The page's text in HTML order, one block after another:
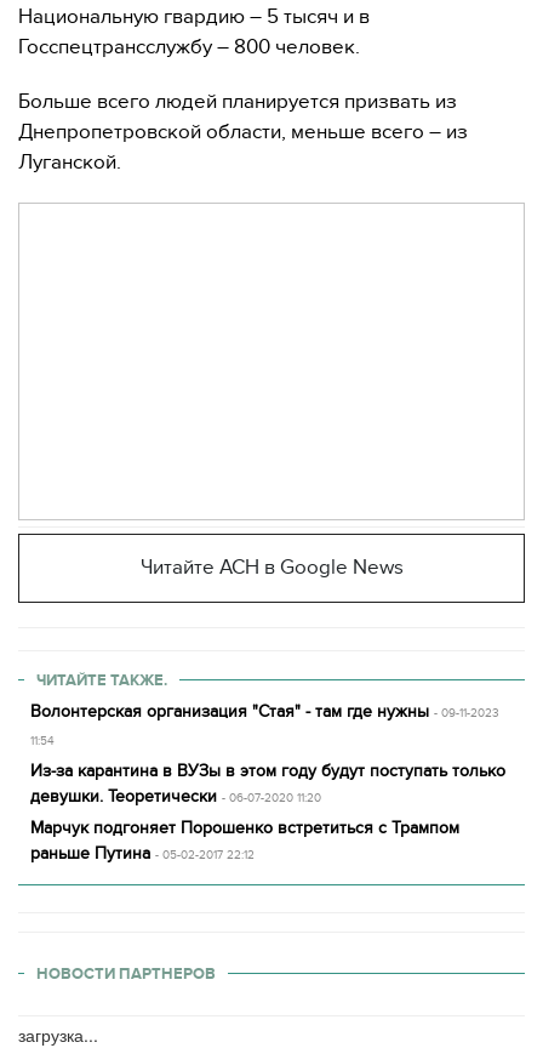
Национальную гвардию – 5 тысяч и в
Госспецтрансслужбу – 800 человек.
Больше всего людей планируется призвать из
Днепропетровской области, меньше всего – из
Луганской.
Читайте АСН в Google News
ЧИТАЙТЕ ТАКЖЕ.
Волонтерская организация "Стая" - там где нужны - 09-11-2023
11:54
Из-за карантина в ВУЗы в этом году будут поступать только
девушки. Теоретически - 06-07-2020 11:20
Марчук подгоняет Порошенко встретиться с Трампом
раньше Путина - 05-02-2017 22:12
НОВОСТИ ПАРТНЕРОВ
загрузка...